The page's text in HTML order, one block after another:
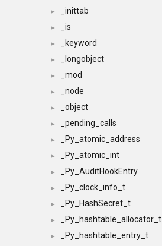
► _inittab
► _is
► _keyword
► _longobject
► _mod
► _node
► _object
► _pending_calls
► _Py_atomic_address
► _Py_atomic_int
► _Py_AuditHookEntry
► _Py_clock_info_t
► _Py_HashSecret_t
► _Py_hashtable_allocator_t
► _Py_hashtable_entry_t